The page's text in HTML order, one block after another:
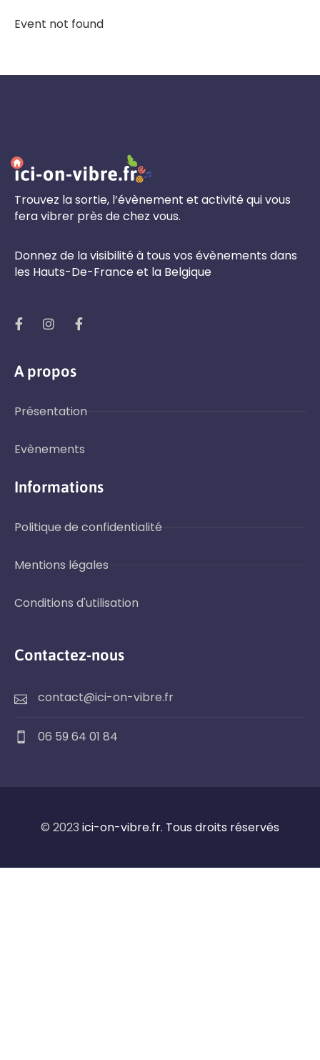
Event not found
Trouvez la sortie, l’évènement et activité qui vous
fera vibrer près de chez vous.
Donnez de la visibilité à tous vos évènements dans
les Hauts-De-France et la Belgique
A propos
Présentation
Evènements
Informations
Politique de confidentialité
Mentions légales
Conditions d'utilisation
Contactez-nous
contact@ici-on-vibre.fr
06 59 64 01 84
© 2023 ici-on-vibre.fr. Tous droits réservés